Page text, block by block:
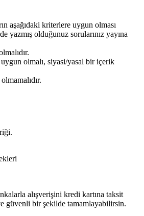
aşağıdaki kriterlere uygun olması
yazmış olduğunuz sorularınız yayına
olmalı, siyasi/yasal bir içerik
alışverişini kredi kartına taksit
güvenli bir şekilde tamamlayabilirsin.